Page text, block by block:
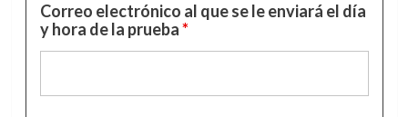
Correo electrónico al que se le enviará el día
y hora de la prueba*